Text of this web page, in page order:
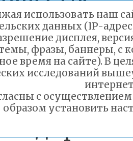
на
использовать наш
данных (IP-
дисплея,
фразы, баннеры, с
время на сайте). В
исследований
с
образом установить